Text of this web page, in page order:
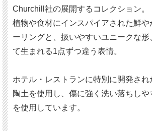
Churchill社の展開するコレクション。
植物や食材にインスパイアされた鮮や
ーリングと、扱いやすいユニークな形
て生まれる1点ずつ違う表情。
ホテル・レストランに特別に開発され
陶土を使用し、傷に強く洗い落ちし
を使用しています。